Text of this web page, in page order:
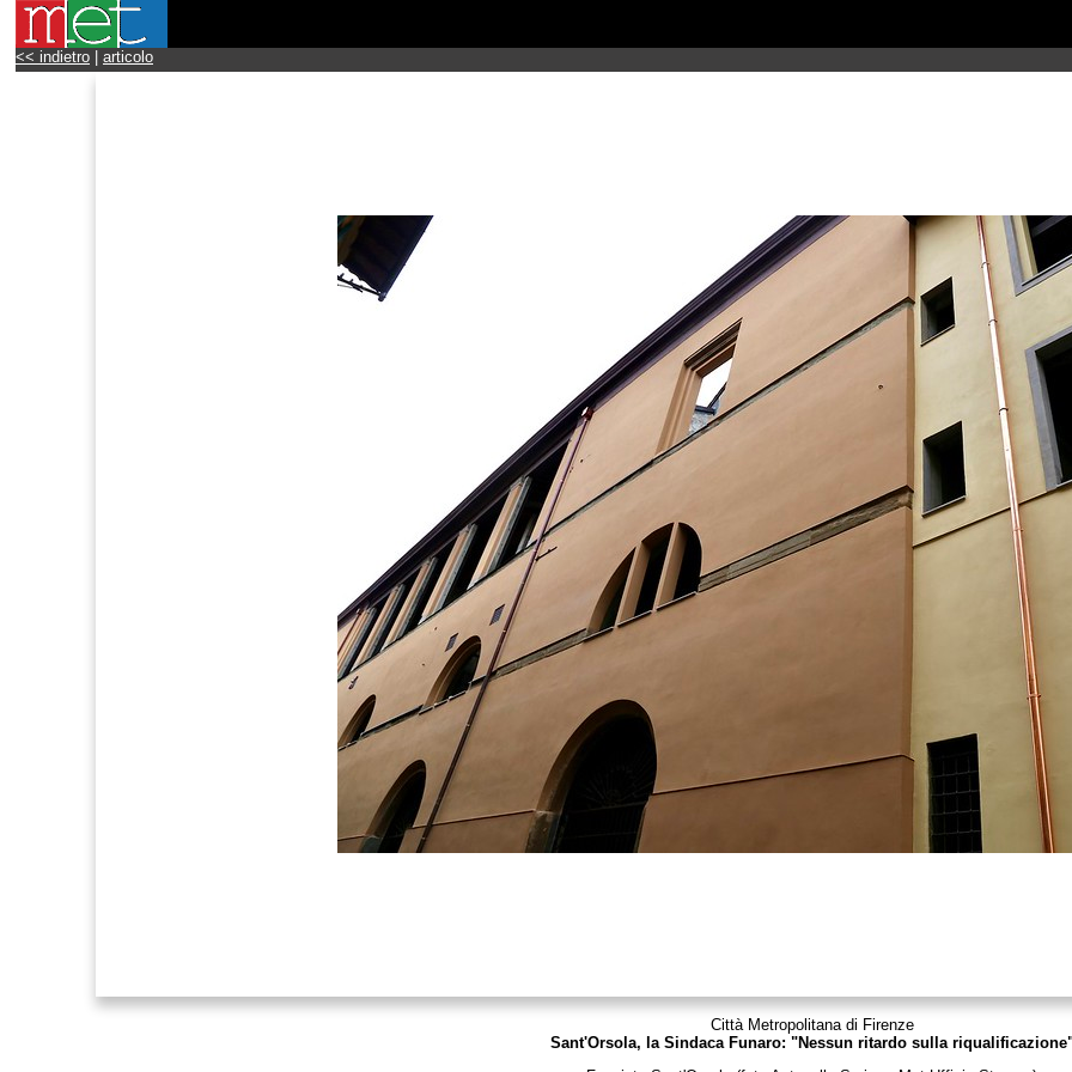
<< indietro articolo
Città Metropolitana di Firenze
Sant'Orsola, la Sindaca Funaro: "Nessun ritardo sulla